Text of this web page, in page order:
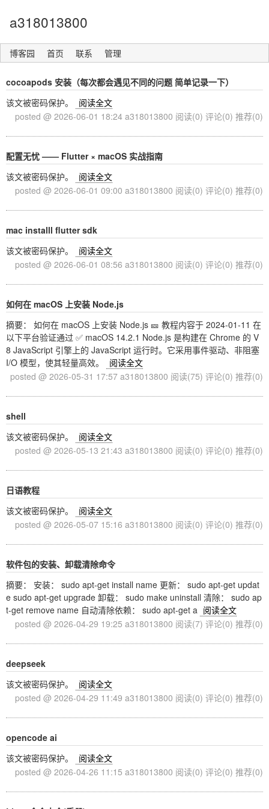
a318013800
博客园 首页 联系 管理
cocoapods 安装（每次都会遇见不同的问题 简单记录一下）
该文被密码保护。
阅读全文
posted @ 2026-06-01 18:24 a318013800 阅读(0) 评论(0) 推荐(0)
配置无忧 —— Flutter × macOS 实战指南
该文被密码保护。
阅读全文
posted @ 2026-06-01 09:00 a318013800 阅读(0) 评论(0) 推荐(0)
mac installl flutter sdk
该文被密码保护。
阅读全文
posted @ 2026-06-01 08:56 a318013800 阅读(0) 评论(0) 推荐(0)
如何在 macOS 上安装 Node.js
摘要： 如何在 macOS 上安装 Node.js 🎫 教程内容于 2024-01-11 在
以下平台验证通过 ✅ macOS 14.2.1 Node.js 是构建在 Chrome 的 V
8 JavaScript 引擎上的 JavaScript 运行时。它采用事件驱动、非阻塞
I/O 模型，使其轻量高效。
阅读全文
posted @ 2026-05-31 17:57 a318013800 阅读(75) 评论(0) 推荐(0)
shell
该文被密码保护。
阅读全文
posted @ 2026-05-13 21:43 a318013800 阅读(0) 评论(0) 推荐(0)
日语教程
该文被密码保护。
阅读全文
posted @ 2026-05-07 15:16 a318013800 阅读(0) 评论(0) 推荐(0)
软件包的安装、卸载清除命令
摘要： 安装： sudo apt-get install name 更新： sudo apt-get updat
e sudo apt-get upgrade 卸载： sudo make uninstall 清除： sudo ap
t-get remove name 自动清除依赖： sudo apt-get a 阅读全文
posted @ 2026-04-29 19:25 a318013800 阅读(7) 评论(0) 推荐(0)
deepseek
该文被密码保护。
阅读全文
posted @ 2026-04-29 11:49 a318013800 阅读(0) 评论(0) 推荐(0)
opencode ai
该文被密码保护。
阅读全文
posted @ 2026-04-26 11:15 a318013800 阅读(0) 评论(0) 推荐(0)